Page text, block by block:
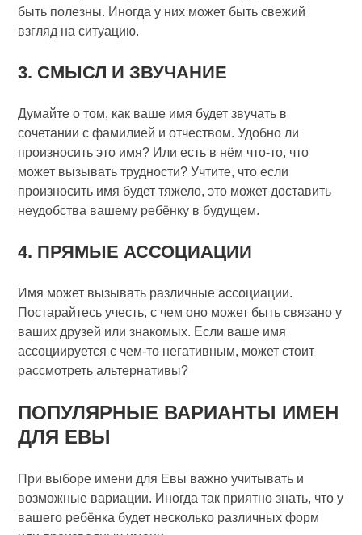
быть полезны. Иногда у них может быть свежий
взгляд на ситуацию.
3. СМЫСЛ И ЗВУЧАНИЕ
Думайте о том, как ваше имя будет звучать в
сочетании с фамилией и отчеством. Удобно ли
произносить это имя? Или есть в нём что-то, что
может вызывать трудности? Учтите, что если
произносить имя будет тяжело, это может доставить
неудобства вашему ребёнку в будущем.
4. ПРЯМЫЕ АССОЦИАЦИИ
Имя может вызывать различные ассоциации.
Постарайтесь учесть, с чем оно может быть связано у
ваших друзей или знакомых. Если ваше имя
ассоциируется с чем-то негативным, может стоит
рассмотреть альтернативы?
ПОПУЛЯРНЫЕ ВАРИАНТЫ ИМЕН
ДЛЯ ЕВЫ
При выборе имени для Евы важно учитывать и
возможные вариации. Иногда так приятно знать, что у
вашего ребёнка будет несколько различных форм